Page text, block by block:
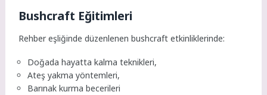
Bushcraft Eğitimleri
Rehber eşliğinde düzenlenen bushcraft etkinliklerinde:
Doğada hayatta kalma teknikleri,
Ateş yakma yöntemleri,
Barınak kurma becerileri